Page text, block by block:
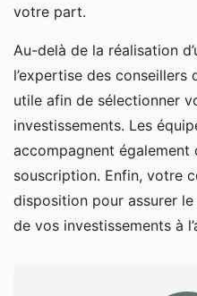
votre part.
Au-delà de la réalisation
l’expertise des
utile afin de sélectionner
investissements. Les
accompagnent également
souscription. Enfin, votre
disposition pour assurer
de vos investissements à